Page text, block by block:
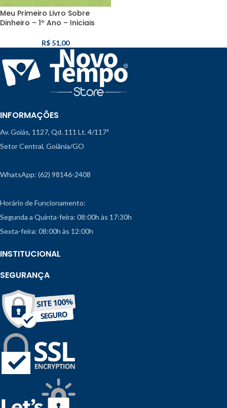
Meu Primeiro Livro Sobre
Dinheiro – 1º Ano – Iniciais
R$ 51,00
INFORMAÇÕES
Av. Goiás, 1127, Qd. 111 Lt. 4/117ª
Setor Central, Goiânia/GO
WhatsApp: (62) 98146-2408
Horário de Funcionamento:
Segunda a Quinta-feira: 08:00h às 17:30h
Sexta-feira: 08:00h às 12:00h
INSTITUCIONAL
SEGURANÇA